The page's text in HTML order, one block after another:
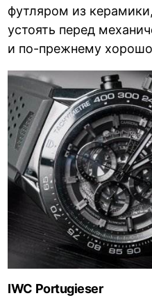
футляром из
устоять перед
и по-прежнему
IWC Portugieser